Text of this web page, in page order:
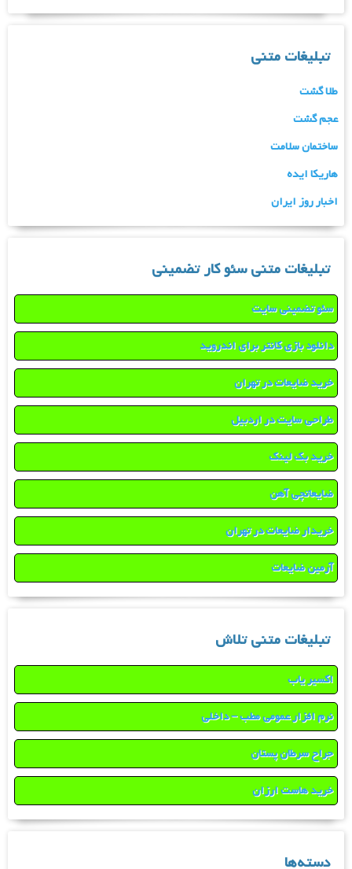
تبلیغات متنی
طلا گشت
عجم گشت
ساختمان سلامت
هاریکا ایده
اخبار روز ایران
تبلیغات متنی سئو کار تضمینی
سئو تضمینی سایت
دانلود بازی کانتر برای اندروید
خرید ضایعات در تهران
طراحی سایت در اردبیل
خرید بک لینک
ضایعاتچی آهن
خریدار ضایعات در تهران
آرمین ضایعات
تبلیغات متنی تلاش
اکسیر یاب
نرم افزار عمومی مطب – داخلی
جراح سرطان پستان
خرید هاست ارزان
دسته‌ها